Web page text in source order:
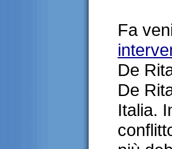
Fa
De
De
Italia.